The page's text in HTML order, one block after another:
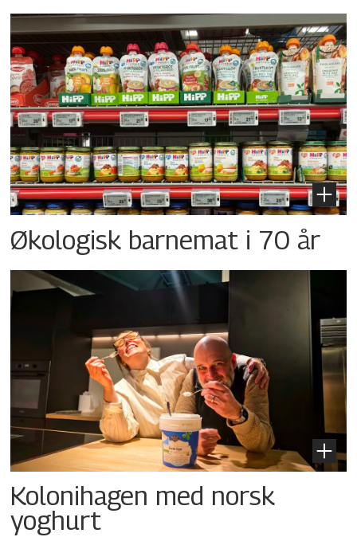
Økologisk barnemat i 70 år
Kolonihagen med norsk
yoghurt